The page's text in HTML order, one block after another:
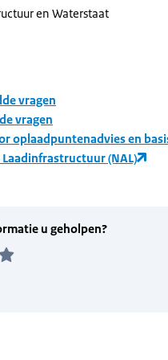
en Waterstaat
vragen
vragen
oplaadpuntenadvies en
(NAL)